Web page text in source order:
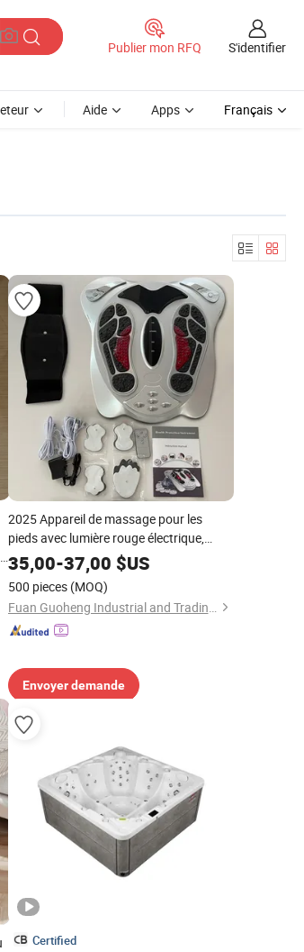
Publier mon RFQ S'identifier
Aide Apps Français
2025 Appareil de massage pour les
pieds avec lumière rouge électrique,
infrarouge, chaleur, SPA, bain, EMS et
circulateur sanguin avec télécommande
35,00-37,00 $US
500 pieces (MOQ)
Fuan Guoheng Industrial and Trading Co., Ltd.
Envoyer demande
Certified